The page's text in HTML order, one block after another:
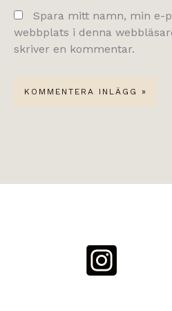
Spara mitt namn, min e-
webbplats i denna
skriver en kommentar.